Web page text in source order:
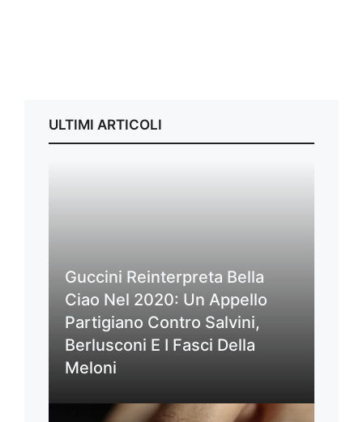
ULTIMI ARTICOLI
Guccini Reinterpreta Bella
Ciao Nel 2020: Un Appello
Partigiano Contro Salvini,
Berlusconi E I Fasci Della
Meloni